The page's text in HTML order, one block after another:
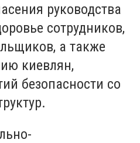
руководства
сотрудников,
а также
киевлян,
безопасности со